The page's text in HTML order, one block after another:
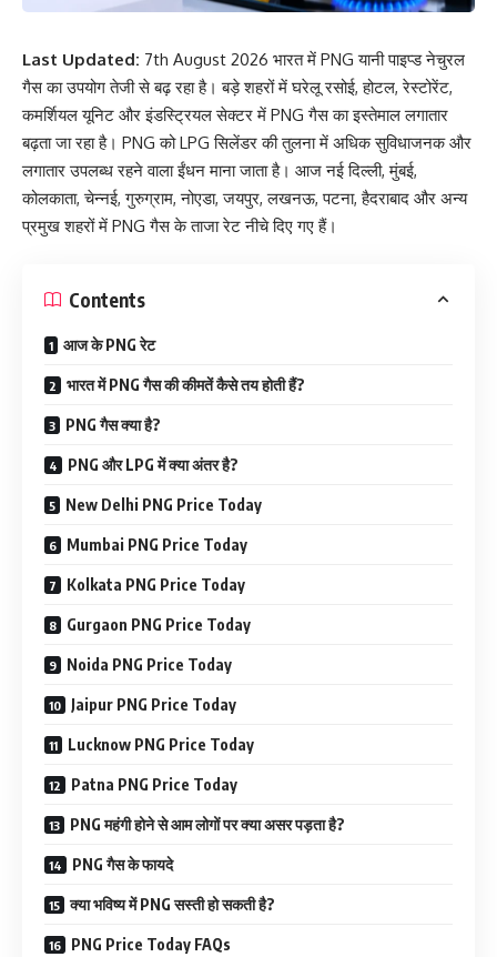
Last Updated: 7th August 2026 भारत में PNG यानी पाइप्ड नेचुरल
गैस का उपयोग तेजी से बढ़ रहा है। बड़े शहरों में घरेलू रसोई, होटल, रेस्टोरेंट,
कमर्शियल यूनिट और इंडस्ट्रियल सेक्टर में PNG गैस का इस्तेमाल लगातार
बढ़ता जा रहा है। PNG को LPG सिलेंडर की तुलना में अधिक सुविधाजनक और
लगातार उपलब्ध रहने वाला ईंधन माना जाता है। आज नई दिल्ली, मुंबई,
कोलकाता, चेन्नई, गुरुग्राम, नोएडा, जयपुर, लखनऊ, पटना, हैदराबाद और अन्य
प्रमुख शहरों में PNG गैस के ताजा रेट नीचे दिए गए हैं।
Contents
आज के PNG रेट
भारत में PNG गैस की कीमतें कैसे तय होती हैं?
PNG गैस क्या है?
PNG और LPG में क्या अंतर है?
New Delhi PNG Price Today
Mumbai PNG Price Today
Kolkata PNG Price Today
Gurgaon PNG Price Today
Noida PNG Price Today
Jaipur PNG Price Today
Lucknow PNG Price Today
Patna PNG Price Today
PNG महंगी होने से आम लोगों पर क्या असर पड़ता है?
PNG गैस के फायदे
क्या भविष्य में PNG सस्ती हो सकती है?
PNG Price Today FAQs